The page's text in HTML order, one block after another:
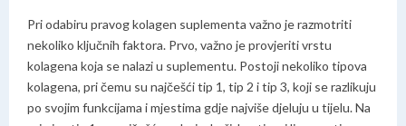
Pri odabiru pravog kolagen suplementa važno je razmotriti
nekoliko ključnih faktora. Prvo, važno je provjeriti vrstu
kolagena koja se nalazi u suplementu. Postoji nekoliko tipova
kolagena, pri čemu su najčešći tip 1, tip 2 i tip 3, koji se razlikuju
po svojim funkcijama i mjestima gdje najviše djeluju u tijelu. Na